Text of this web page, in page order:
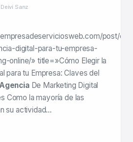
Sanz
post/
digital-para-tu-empresa-
online/» title=»Cómo Elegir la
para tu Empresa: Claves del
De Marketing Digital
Como la mayoría de las
su actividad…